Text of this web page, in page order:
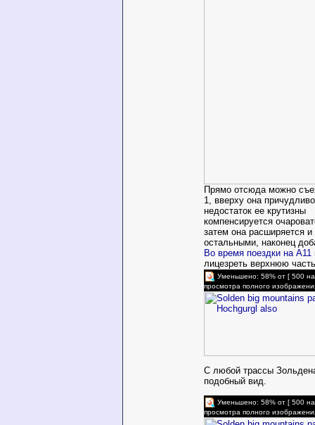
Прямо отсюда можно
1, вверху она
недостаток ее крутизны
компенсируется
затем она расширяется
остальными, наконец
Во время поездки на А11
лицезреть верхнюю
Уменьшено: 58% от [ 500
просмотра полного
С любой трассы
подобный вид.
Уменьшено: 58% от [ 500
просмотра полного